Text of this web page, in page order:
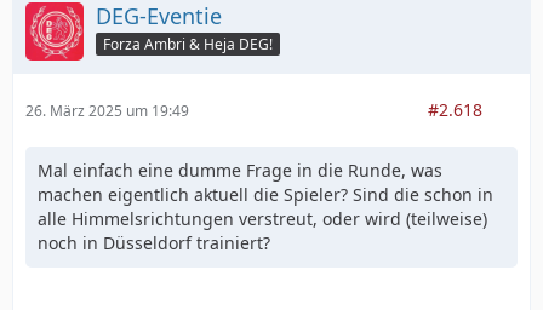
DEG-Eventie
Forza Ambri & Heja DEG!
26. März 2025 um 19:49 #2.618
Mal einfach eine dumme Frage in die Runde, was
machen eigentlich aktuell die Spieler? Sind die schon in
alle Himmelsrichtungen verstreut, oder wird (teilweise)
noch in Düsseldorf trainiert?